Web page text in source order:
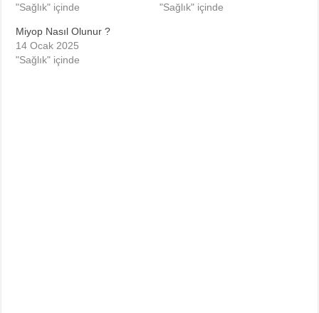
"Sağlık" içinde
"Sağlık" içinde
Miyop Nasıl Olunur ?
14 Ocak 2025
"Sağlık" içinde